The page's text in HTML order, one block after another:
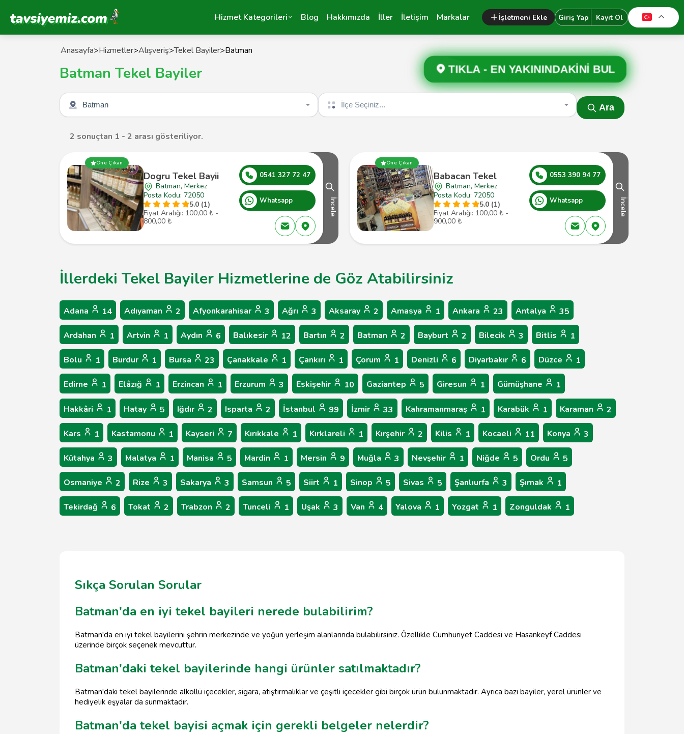
Tavsiyemiz Anasayfa Hizmet Kategorileri Blog Hakkımızda İller İletişim Markalar İşletmeni Ekle Giriş Yap Kayıt Ol
Anasayfa>Hizmetler>Alışveriş>Tekel Bayiler>Batman
Batman Tekel Bayiler TIKLA - EN YAKININDAKİNİ BUL
Şehir seçin İlçe seçin
Ara
2 sonuçtan 1 - 2 arası gösteriliyor.
Öne Çıkan
Dogru Tekel Bayii
Batman, Merkez
Posta Kodu: 72050
5.0 (1)
Fiyat Aralığı: 100,00 ₺ -
800,00 ₺
0541 327 72 47
Whatsapp İncele
Öne Çıkan
Babacan Tekel
Batman, Merkez
Posta Kodu: 72050
5.0 (1)
Fiyat Aralığı: 100,00 ₺ -
900,00 ₺
0553 390 94 77
Whatsapp İncele
İllerdeki Tekel Bayiler Hizmetlerine de Göz Atabilirsiniz
Adana 14 Adıyaman 2 Afyonkarahisar 3 Ağrı 3 Aksaray 2 Amasya 1 Ankara 23 Antalya 35
Ardahan 1 Artvin 1 Aydın 6 Balıkesir 12 Bartın 2 Batman 2 Bayburt 2 Bilecik 3 Bitlis 1
Bolu 1 Burdur 1 Bursa 23 Çanakkale 1 Çankırı 1 Çorum 1 Denizli 6 Diyarbakır 6 Düzce 1
Edirne 1 Elâzığ 1 Erzincan 1 Erzurum 3 Eskişehir 10 Gaziantep 5 Giresun 1 Gümüşhane 1
Hakkâri 1 Hatay 5 Iğdır 2 Isparta 2 İstanbul 99 İzmir 33 Kahramanmaraş 1 Karabük 1 Karaman 2
Kars 1 Kastamonu 1 Kayseri 7 Kırıkkale 1 Kırklareli 1 Kırşehir 2 Kilis 1 Kocaeli 11 Konya 3
Kütahya 3 Malatya 1 Manisa 5 Mardin 1 Mersin 9 Muğla 3 Nevşehir 1 Niğde 5 Ordu 5
Osmaniye 2 Rize 3 Sakarya 3 Samsun 5 Siirt 1 Sinop 5 Sivas 5 Şanlıurfa 3 Şırnak 1
Tekirdağ 6 Tokat 2 Trabzon 2 Tunceli 1 Uşak 3 Van 4 Yalova 1 Yozgat 1 Zonguldak 1
Sıkça Sorulan Sorular
Batman'da en iyi tekel bayileri nerede bulabilirim?
Batman'da en iyi tekel bayilerini şehrin merkezinde ve yoğun yerleşim alanlarında bulabilirsiniz. Özellikle Cumhuriyet Caddesi ve Hasankeyf Caddesi
üzerinde birçok seçenek mevcuttur.
Batman'daki tekel bayilerinde hangi ürünler satılmaktadır?
Batman'daki tekel bayilerinde alkollü içecekler, sigara, atıştırmalıklar ve çeşitli içecekler gibi birçok ürün bulunmaktadır. Ayrıca bazı bayiler, yerel ürünler ve
hediyelik eşyalar da sunmaktadır.
Batman'da tekel bayisi açmak için gerekli belgeler nelerdir?